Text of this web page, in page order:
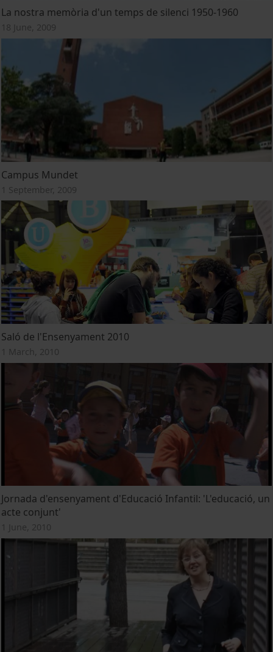
La nostra memòria d'un temps de silenci 1950-1960
18 June, 2009
Campus Mundet
1 September, 2009
Saló de l'Ensenyament 2010
1 March, 2010
Jornada d'ensenyament d'Educació Infantil: 'L'educació, un
acte conjunt'
1 June, 2010